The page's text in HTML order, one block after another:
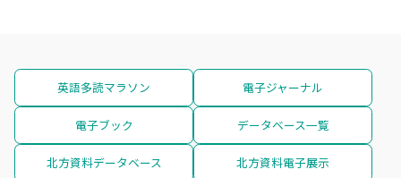
英語多読マラソン 電子ジャーナル
電子ブック データベース一覧
北方資料データベース 北方資料電子展示